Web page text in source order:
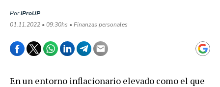
PoriProUP
01.11.2022 • 09:30hs • Finanzas personales
En un entorno inflacionario elevado como el que